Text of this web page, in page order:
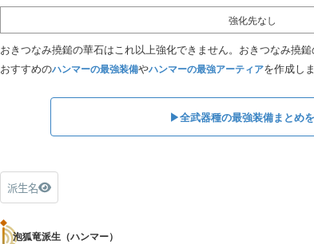
強化先なし
おきつなみ撓鎚の華石はこれ以上強化できません。おきつなみ撓鎚
おすすめのハンマーの最強装備やハンマーの最強アーティアを作成し
▶︎全武器種の最強装備まとめ
派生名
泡狐竜派生（ハンマー）